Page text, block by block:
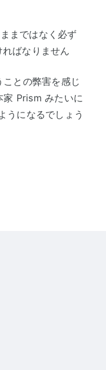
まではなく必ず
ばなりません
との弊害を感じ
家 Prism みたいに
になるでしょう